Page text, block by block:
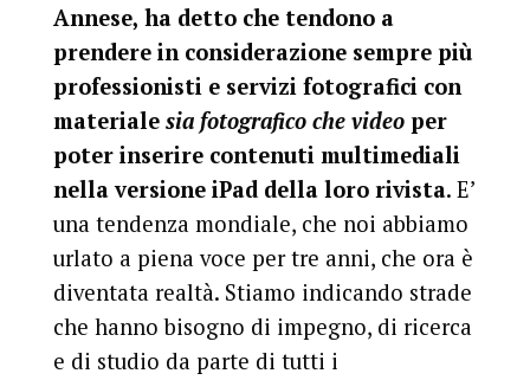
Annese, ha detto che tendono a
prendere in considerazione sempre più
professionisti e servizi fotografici con
materiale sia fotografico che videoper
poter inserire contenuti multimediali
nella versione iPad della loro rivista. E’
una tendenza mondiale, che noi abbiamo
urlato a piena voce per tre anni, che ora è
diventata realtà. Stiamo indicando strade
che hanno bisogno di impegno, di ricerca
e di studio da parte di tutti i